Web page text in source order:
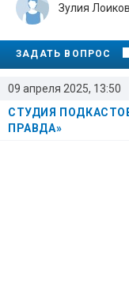
09 апреля 2025, 13:50
СТУДИЯ
ПРАВДА»
Зулия
ЗАДАТЬ ВОПРОС